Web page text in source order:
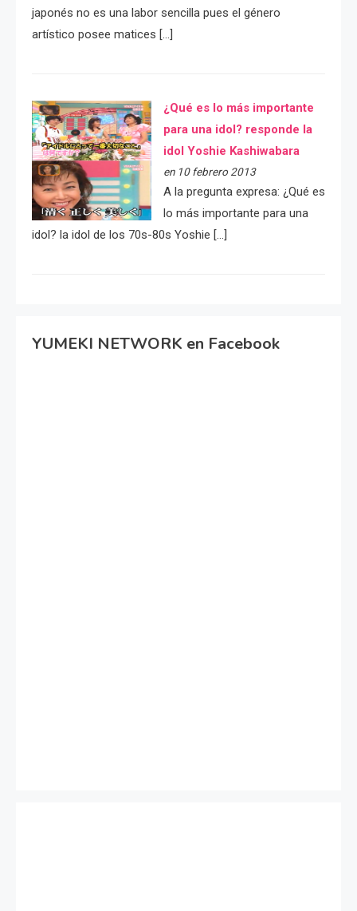
japonés no es una labor sencilla pues el género
artístico posee matices […]
¿Qué es lo más importante
para una idol? responde la
idol Yoshie Kashiwabara
en 10 febrero 2013
A la pregunta expresa: ¿Qué es
lo más importante para una
idol? la idol de los 70s-80s Yoshie […]
YUMEKI NETWORK en Facebook